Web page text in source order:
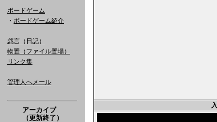
ボードゲーム
・ ボードゲーム紹介
戯言（日記）
物置（ファイル置場）
リンク集
管理人へメール
アーカイブ
（更新終了）